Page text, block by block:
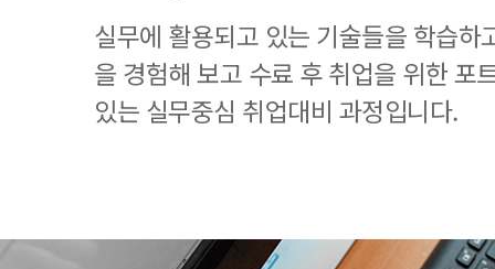
실무에 활용되고 있는 기술들을 학습하
을 경험해 보고 수료 후 취업을 위한 포
있는 실무중심 취업대비 과정입니다.